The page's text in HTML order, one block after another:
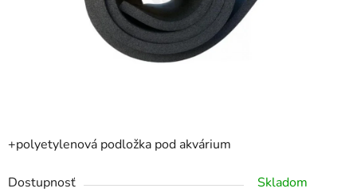
+polyetylenová podložka pod akvárium
Dostupnosť
Skladom